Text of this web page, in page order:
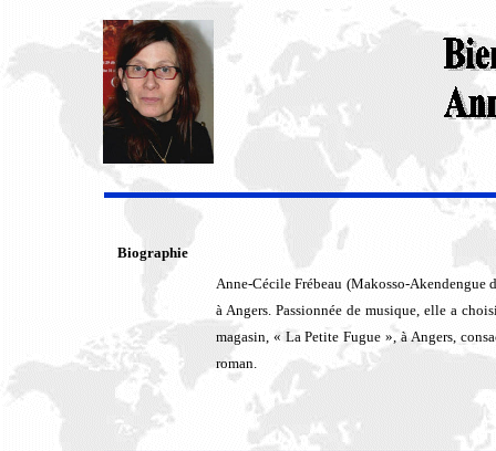
Biographie
Anne-Cécile Frébeau (Makosso-Akendengue
à Angers. Passionnée de musique, elle a
magasin, « La Petite Fugue », à Angers,
roman.